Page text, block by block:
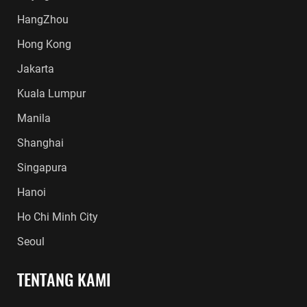
HangZhou
Hong Kong
Jakarta
Kuala Lumpur
Manila
Shanghai
Singapura
Hanoi
Ho Chi Minh City
Seoul
TENTANG KAMI